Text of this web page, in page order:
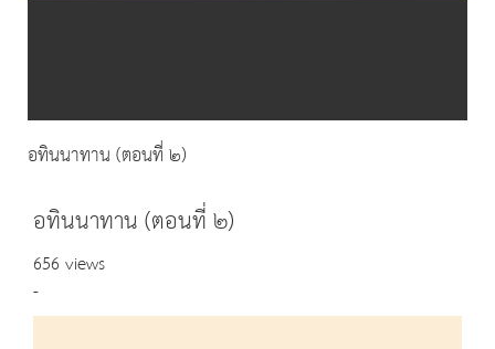
อทินนาทาน (ตอนที่ ๒)
อทินนาทาน (ตอนที่ ๒)
656 views
-